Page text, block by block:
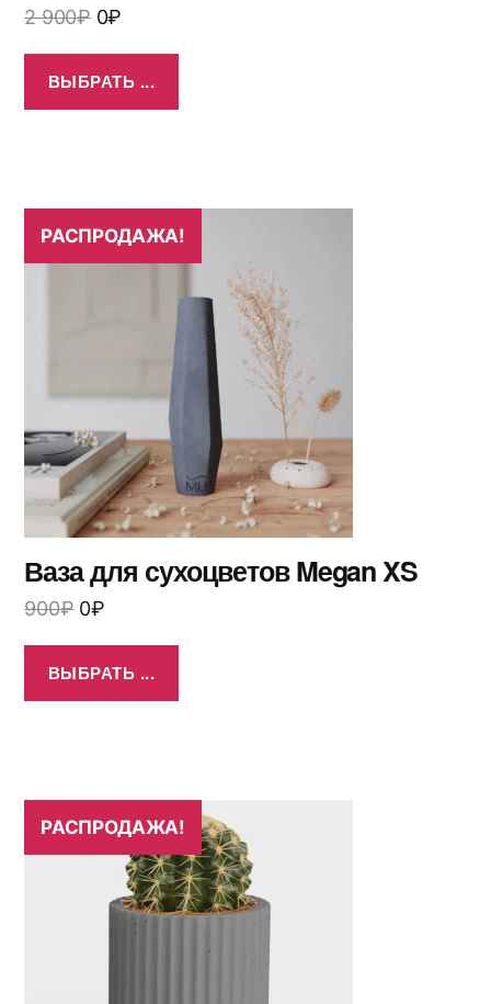
2 900₽ 0₽
ВЫБРАТЬ ...
РАСПРОДАЖА!
Ваза для сухоцветов Megan XS
900₽ 0₽
ВЫБРАТЬ ...
РАСПРОДАЖА!